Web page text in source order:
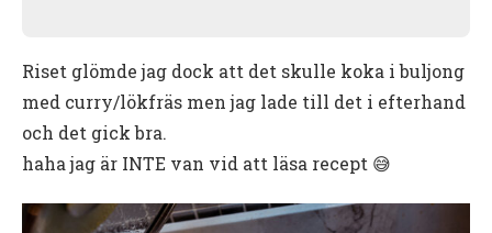
Riset glömde jag dock att det skulle koka i buljong
med curry/lökfräs men jag lade till det i efterhand
och det gick bra.
haha jag är INTE van vid att läsa recept 😅